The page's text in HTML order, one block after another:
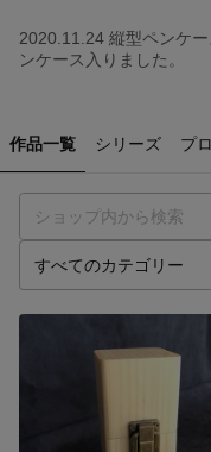
2020.11.24 縦型ペンケ
ンケース入りました。
作品一覧 シリーズ プ